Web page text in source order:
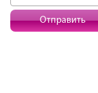
Отправить